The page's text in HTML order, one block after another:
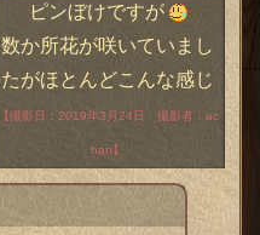
ピンぼけですが
数か所花が咲いていまし
たがほとんどこんな感じ
【撮影日：2019年3月24日 撮影者：ac
han】